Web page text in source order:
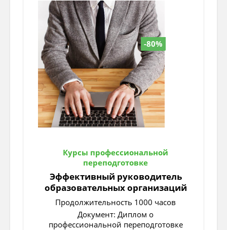
-80%
Курсы профессиональной
переподготовке
Эффективный руководитель
образовательных организаций
Продолжительность 1000 часов
Документ: Диплом о
профессиональной переподготовке